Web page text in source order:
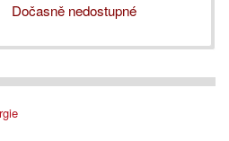
Dočasně nedostupné